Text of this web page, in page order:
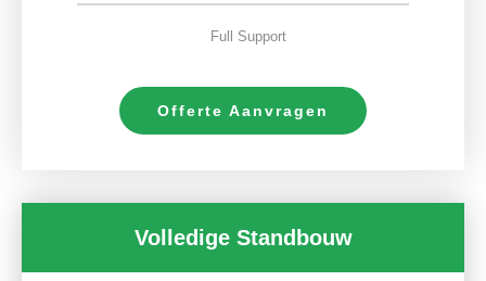
Full Support
Offerte Aanvragen
Volledige Standbouw